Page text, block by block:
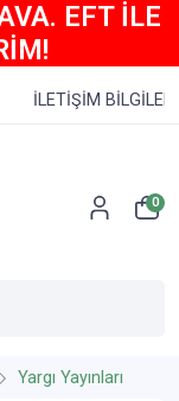
EFT İLE
İLETİŞİM BİLGİLERİ
0
Yargı Yayınları